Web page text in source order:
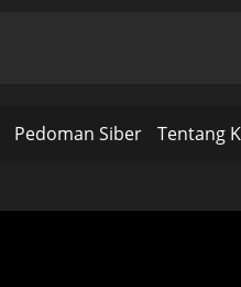
Pedoman Siber Tentang